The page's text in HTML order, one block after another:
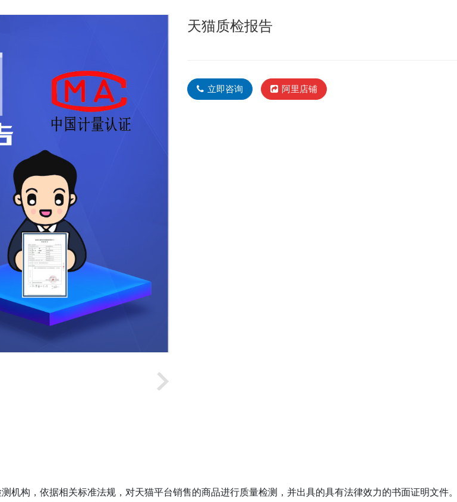
天猫质检报告
立即咨询 阿里店铺
机构，依据相关标准法规，对天猫平台销售的商品进行质量检测，并出具的具有法律效力的书面证明文件